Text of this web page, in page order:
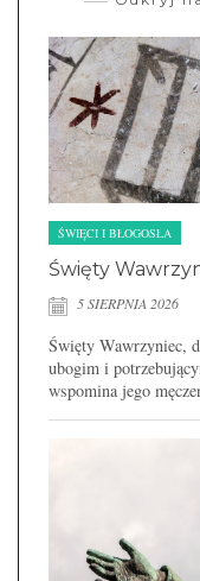
ŚWIĘCI I BŁOGOSŁA
Święty
5 SIERPNIA 2026
Święty Wawrzyniec,
ubogim i
wspomina jego